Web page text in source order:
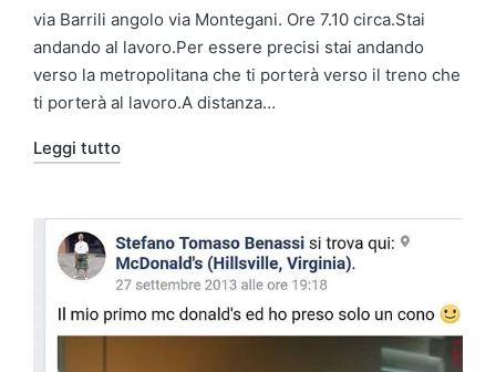
da in
via Barrili angolo via Montegani. Ore 7.10 circa.Stai
andando al lavoro.Per essere precisi stai andando
verso la metropolitana che ti porterà verso il treno che
ti porterà al lavoro.A distanza…
Leggi tutto